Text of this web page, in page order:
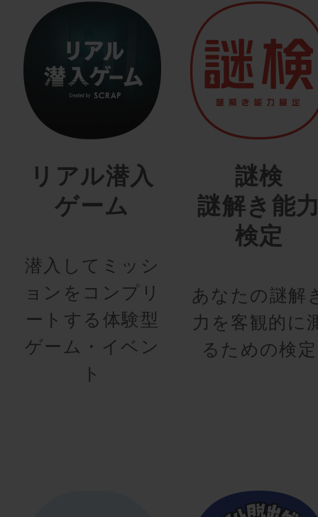
リアル潜入
ゲーム
潜入してミッシ
ョンをコンプリ
ートする体験型
ゲーム・イベン
ト
謎検
謎解き能
検定
あなたの謎解
力を客観的に
るための検定